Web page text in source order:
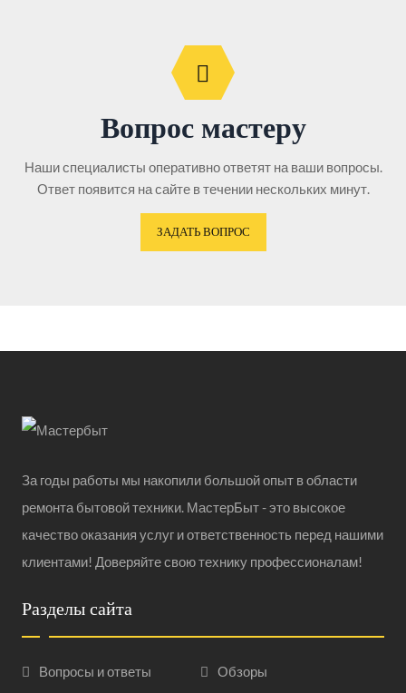
Вопрос мастеру
Наши специалисты оперативно ответят на ваши вопросы.
Ответ появится на сайте в течении нескольких минут.
ЗАДАТЬ ВОПРОС
За годы работы мы накопили большой опыт в области
ремонта бытовой техники. МастерБыт - это высокое
качество оказания услуг и ответственность перед нашими
клиентами! Доверяйте свою технику профессионалам!
Разделы сайта
Вопросы и ответы
Обзоры